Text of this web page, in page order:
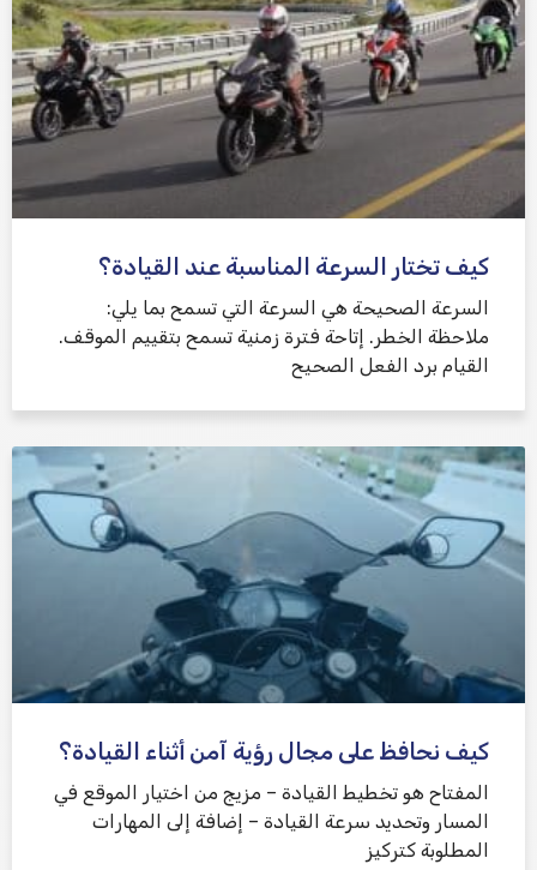
كيف تختار السرعة المناسبة عند القيادة؟
السرعة الصحيحة هي السرعة التي تسمح بما يلي:
ملاحظة الخطر. إتاحة فترة زمنية تسمح بتقييم الموقف.
القيام برد الفعل الصحيح
كيف نحافظ على مجال رؤية آمن أثناء القيادة؟
المفتاح هو تخطيط القيادة – مزيج من اختيار الموقع في
المسار وتحديد سرعة القيادة – إضافة إلى المهارات
المطلوبة كتركيز